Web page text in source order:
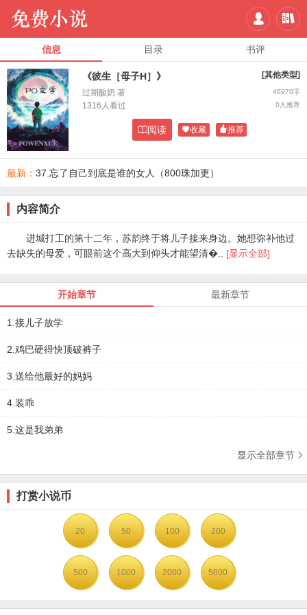
 
信息 目录 书评
[其他类型]
《彼生［母子H］》
46970字
过期酸奶 著
0人推荐
1316人看过
阅读 收藏 推荐
最新： 37.忘了自己到底是谁的女人（800珠加更）
内容简介
进城打工的第十二年，苏韵终于将儿子接来身边。她想弥补他过
去缺失的母爱，可眼前这个高大到仰头才能望清�.. [显示全部]
开始章节 最新章节
1.接儿子放学
2.鸡巴硬得快顶破裤子
3.送给他最好的妈妈
4.装乖
5.这是我弟弟
显示全部章节
打赏小说币
20 50 100 200
500 1000 2000 5000